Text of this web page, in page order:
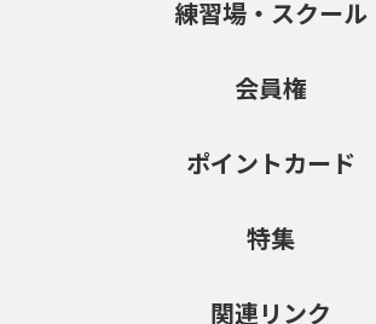
練習場・スクール
会員権
ポイントカード
特集
関連リンク